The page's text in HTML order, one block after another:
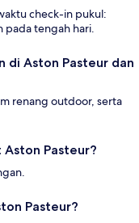
check-in pukul:
pada tengah hari.
di Aston Pasteur dan
renang outdoor, serta
Pasteur?
Pasteur?